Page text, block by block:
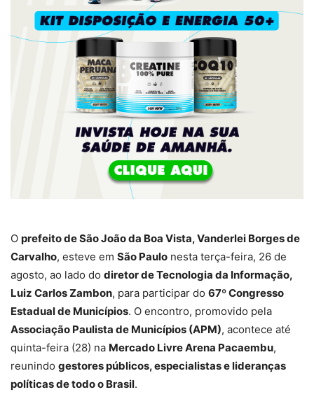
O prefeito de São João da Boa Vista, Vanderlei Borges de
Carvalho, esteve em São Paulo nesta terça-feira, 26 de
agosto, ao lado do diretor de Tecnologia da Informação,
Luiz Carlos Zambon, para participar do 67º Congresso
Estadual de Municípios. O encontro, promovido pela
Associação Paulista de Municípios (APM), acontece até
quinta-feira (28) na Mercado Livre Arena Pacaembu,
reunindo gestores públicos, especialistas e lideranças
políticas de todo o Brasil.